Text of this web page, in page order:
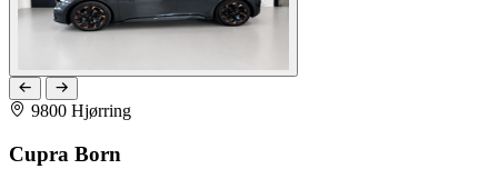
9800 Hjørring
Cupra Born